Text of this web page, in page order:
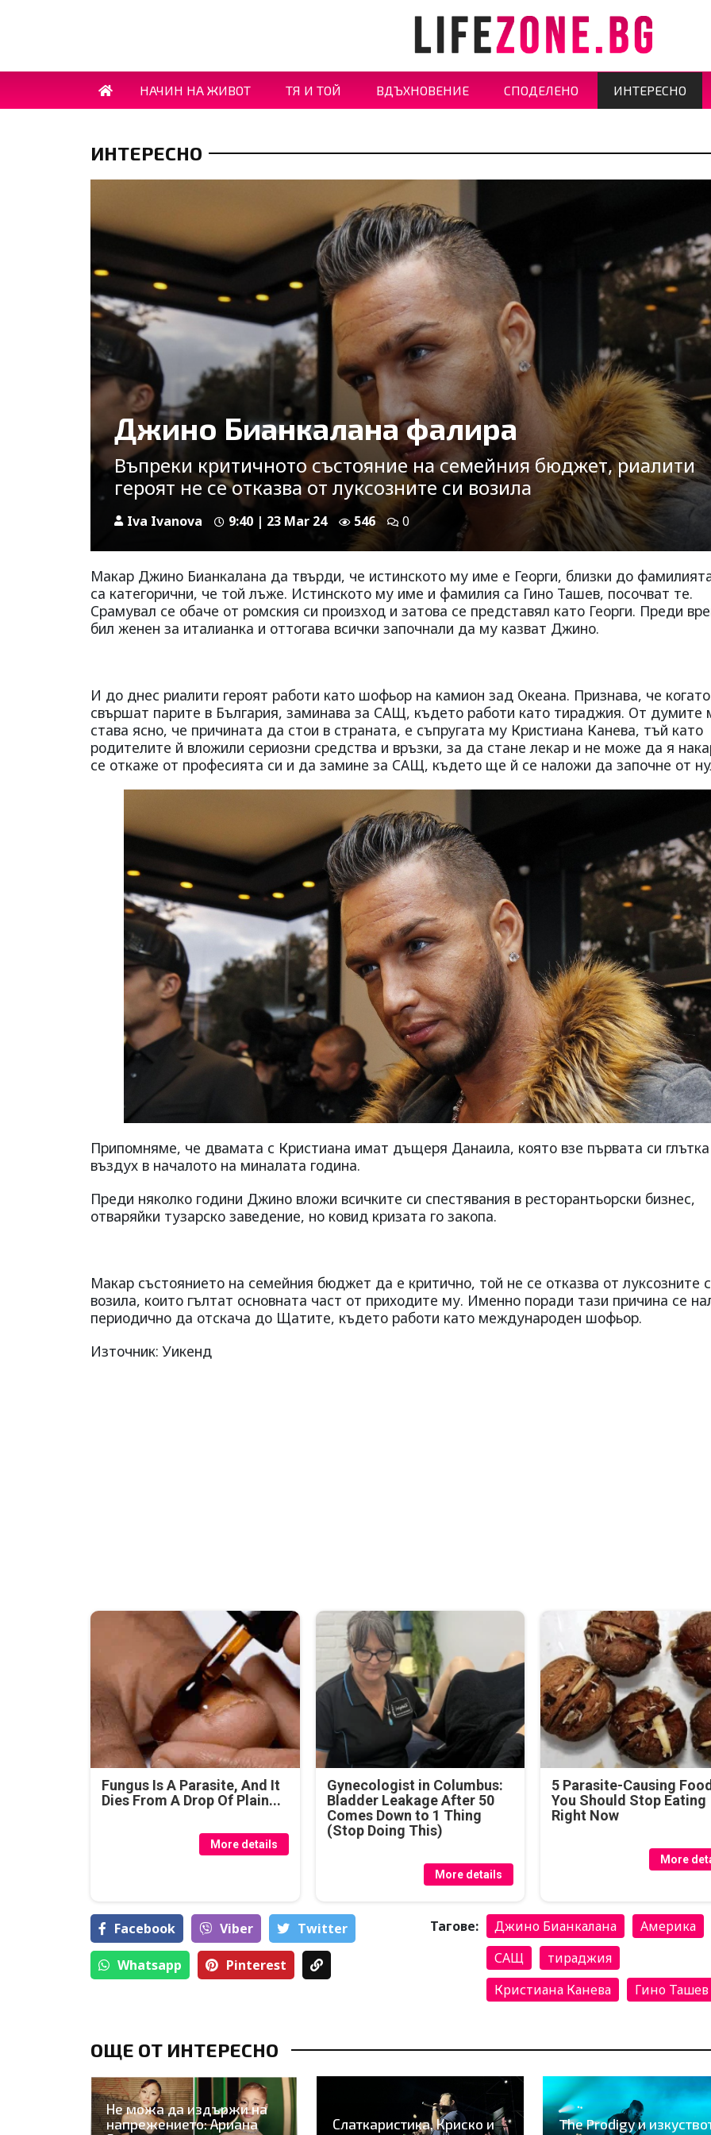
НАЧИН НА ЖИВОТ ТЯ И ТОЙ ВДЪХНОВЕНИЕ СПОДЕЛЕНО ИНТЕРЕСНО
ИНТЕРЕСНО
Джино Бианкалана фалира
Въпреки критичното състояние на семейния бюджет, риалити
героят не се отказва от луксозните си возила
Iva Ivanova 9:40 | 23 Mar 24 546 0
Макар Джино Бианкалана да твърди, че истинското му име е Георги, близки до
са категорични, че той лъже. Истинското му име и фамилия са Гино Ташев, посочват те.
Срамувал се обаче от ромския си произход и затова се представял като Георги. Преди
бил женен за италианка и оттогава всички започнали да му казват Джино.
И до днес риалити героят работи като шофьор на камион зад Океана. Признава, че
свършат парите в България, заминава за САЩ, където работи като тираджия. От думите
става ясно, че причината да стои в страната, е съпругата му Кристиана Канева, тъй като
родителите й вложили сериозни средства и връзки, за да стане лекар и не може да я
се откаже от професията си и да замине за САЩ, където ще й се наложи да започне от
Припомняме, че двамата с Кристиана имат дъщеря Данаила, която взе първата си глътка
въздух в началото на миналата година.
Преди няколко години Джино вложи всичките си спестявания в ресторантьорски бизнес,
отваряйки тузарско заведение, но ковид кризата го закопа.
Макар състоянието на семейния бюджет да е критично, той не се отказва от луксозните
возила, които гълтат основната част от приходите му. Именно поради тази причина се
периодично да отскача до Щатите, където работи като международен шофьор.
Източник: Уикенд
Fungus Is A Parasite, And It
Dies From A Drop Of Plain...
More details
Gynecologist in Columbus:
Bladder Leakage After 50
Comes Down to 1 Thing
(Stop Doing This)
More details
5 Parasite-Causing
You Should Stop Eating
Right Now
More
Facebook Viber Тwitter
Whatsapp Pinterest
Тагове: Джино Бианкалана
Америка
САЩ
тираджия
Кристиана Канева
Гино Ташев
ОЩЕ ОТ ИНТЕРЕСНО
Не можа да издържи на
напрежението: Ариана
Слаткаристика, Криско и
The Prodigy и